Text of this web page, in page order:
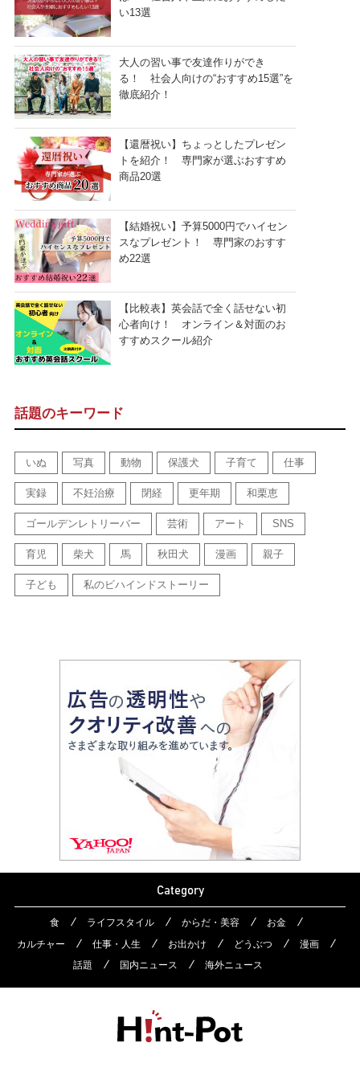
い13選
大人の習い事で友達作りができ
る！ 社会人向けの“おすすめ15選”を
徹底紹介！
【還暦祝い】ちょっとしたプレゼン
トを紹介！ 専門家が選ぶおすすめ
商品20選
【結婚祝い】予算5000円でハイセン
スなプレゼント！ 専門家のおすす
め22選
【比較表】英会話で全く話せない初
心者向け！ オンライン＆対面のお
すすめスクール紹介
話題のキーワード
いぬ 写真 動物 保護犬 子育て 仕事
実録 不妊治療 閉経 更年期 和栗恵
ゴールデンレトリーバー 芸術 アート SNS
育児 柴犬 馬 秋田犬 漫画 親子
子ども 私のビハインドストーリー
Category
食 ライフスタイル からだ・美容
お金
カルチャー
仕事・人生 お出かけ どうぶつ
漫画
話題
国内ニュース 海外ニュース